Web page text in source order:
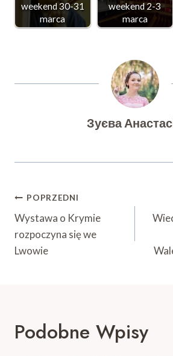
weekend 30-31
marca
weekend 2-3
marca
Зуєва
Nawigacja
Wpisu
POPRZEDNI
Wystawa o Krymie
rozpoczyna się we
Lwowie
Podobne Wpisy